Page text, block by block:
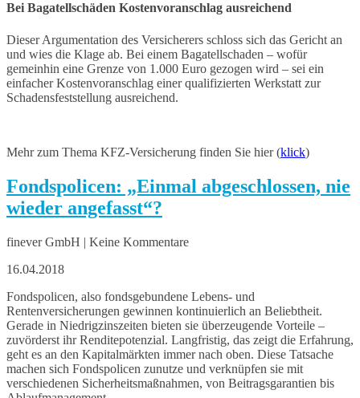
Bei Bagatellschäden Kostenvoranschlag ausreichend
Dieser Argumentation des Versicherers schloss sich das Gericht an
und wies die Klage ab. Bei einem Bagatellschaden – wofür
gemeinhin eine Grenze von 1.000 Euro gezogen wird – sei ein
einfacher Kostenvoranschlag einer qualifizierten Werkstatt zur
Schadensfeststellung ausreichend.
Mehr zum Thema KFZ-Versicherung finden Sie hier (klick)
Fondspolicen: „Einmal abgeschlossen, nie
wieder angefasst“?
finever GmbH | Keine Kommentare
16.04.2018
Fondspolicen, also fondsgebundene Lebens- und
Rentenversicherungen gewinnen kontinuierlich an Beliebtheit.
Gerade in Niedrigzinszeiten bieten sie überzeugende Vorteile –
zuvörderst ihr Renditepotenzial. Langfristig, das zeigt die Erfahrung,
geht es an den Kapitalmärkten immer nach oben. Diese Tatsache
machen sich Fondspolicen zunutze und verknüpfen sie mit
verschiedenen Sicherheitsmaßnahmen, von Beitragsgarantien bis